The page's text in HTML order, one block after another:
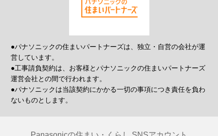
●パナソニックの住まいパートナーズは、独立・自営の会社が運
営しています。
●工事請負契約は、お客様とパナソニックの住まいパートナーズ
運営会社との間で行われます。
●パナソニックは当該契約にかかる一切の事項につき責任を負わ
ないものとします。